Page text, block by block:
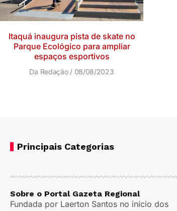
Itaquá inaugura pista de skate no
Parque Ecológico para ampliar
espaços esportivos
Da Redação 08/08/2023
Principais Categorias
Sobre o Portal Gazeta Regional
Fundada por Laerton Santos no início dos